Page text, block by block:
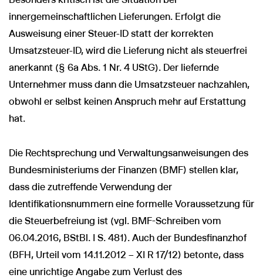
innergemeinschaftlichen Lieferungen. Erfolgt die
Ausweisung einer Steuer-ID statt der korrekten
Umsatzsteuer-ID, wird die Lieferung nicht als steuerfrei
anerkannt (§ 6a Abs. 1 Nr. 4 UStG). Der liefernde
Unternehmer muss dann die Umsatzsteuer nachzahlen,
obwohl er selbst keinen Anspruch mehr auf Erstattung
hat.
Die Rechtsprechung und Verwaltungsanweisungen des
Bundesministeriums der Finanzen (BMF) stellen klar,
dass die zutreffende Verwendung der
Identifikationsnummern eine formelle Voraussetzung für
die Steuerbefreiung ist (vgl. BMF-Schreiben vom
06.04.2016, BStBl. I S. 481). Auch der Bundesfinanzhof
(BFH, Urteil vom 14.11.2012 – XI R 17/12) betonte, dass
eine unrichtige Angabe zum Verlust des